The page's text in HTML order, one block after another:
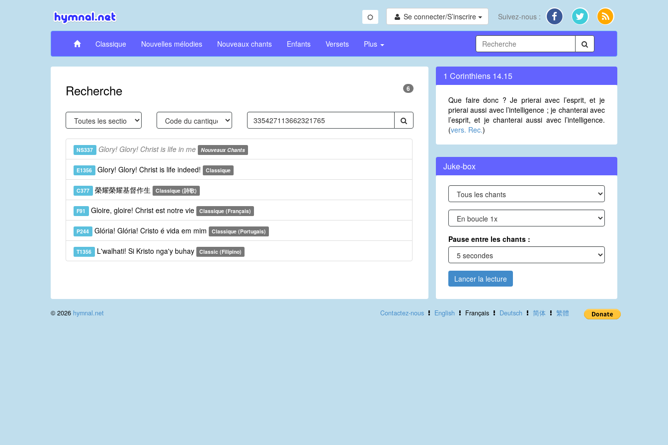
Se connecter/S’inscrire Suivez-nous :
Classique Nouvelles mélodies Nouveaux chants Enfants Versets Plus
Recherche 6
NS337 Glory! Glory! Christ is life in me Nouveaux Chants
E1356 Glory! Glory! Christ is life indeed! Classique
C377 榮耀榮耀基督作生 Classique (詩歌)
F91 Gloire, gloire! Christ est notre vie Classique (Français)
P244 Glória! Glória! Cristo é vida em mim Classique (Portugais)
T1356 L'walhati! Si Kristo nga'y buhay Classic (Filipino)
1 Corinthiens 14.15
Que faire donc ? Je prierai avec l’esprit, et je
prierai aussi avec l’intelligence ; je chanterai avec
l’esprit, et je chanterai aussi avec l’intelligence.
(vers. Rec.)
Juke-box
Pause entre les chants :
Lancer la lecture
Contactez-nous English Français Deutsch 简体 繁體
© 2026 hymnal.net